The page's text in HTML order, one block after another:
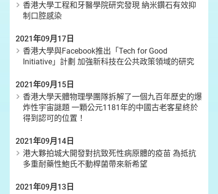
香港大學工程和牙醫學院研究發現 納米鑽石有效抑
制口腔感染
2021年09月17日
香港大學與Facebook推出「Tech for Good
Initiative」計劃 加強新科技在公共政策領域的研究
2021年09月15日
香港大學天體物理學團隊拆解了一個九百年歷史的爆
炸性宇宙謎題 一顆公元1181年的中國古老客星終於
得到認可的位置！
2021年09月14日
港大夥拍城大開發對抗致死性病原體的疫苗 為抵抗
多重耐藥性鮑氏不動桿菌帶來新希望
2021年09月13日